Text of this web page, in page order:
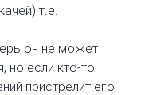
т.е.
он не может
если кто-то
пристрелит его